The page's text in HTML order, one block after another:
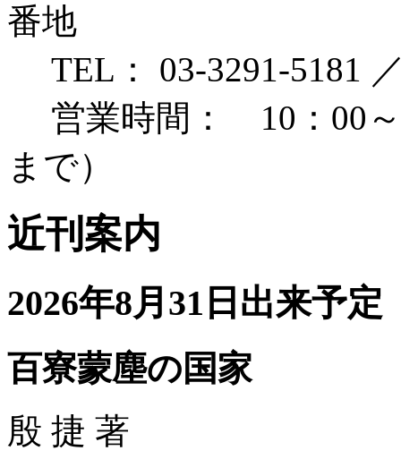
番地
TEL： 03-3291-5181
営業時間： 10：00～
まで）
近刊案内
2026年8月31日出来予定
百寮蒙塵の国家
殷 捷 著